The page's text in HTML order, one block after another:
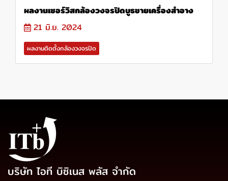
ผลงานเซอร์วิสกล้องวงจรปิดบูธขายเครื่องสำอาง
21 มิ.ย. 2024
ผลงานติดตั้งกล้องวงจรปิด
บริษัท ไอที บิซิเนส พลัส จำกัด